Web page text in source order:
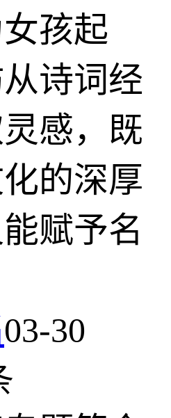
孩起
诗词经
感，既
的深厚
赋予名
03-30